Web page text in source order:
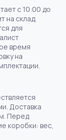
с 10:00 до
на склад,
для
время
на
Доставка
Перед
коробки: вес,